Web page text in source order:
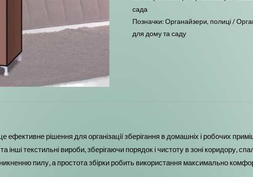
сада
Позначки:Органайзери, полиці /
для дому та саду
рішення для організації зберігання в домашніх і робочих
інші текстильні вироби, зберігаючи порядок і чистоту в зоні коридору,
пилу, а простота збірки робить використання максимально